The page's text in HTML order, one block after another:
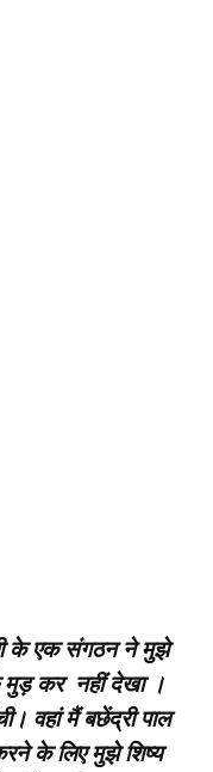
के एक संगठन ने मुझे
मुड़ कर नहीं देखा ।
वहां मैं बछेंद्री पाल
के लिए मुझे शिष्य